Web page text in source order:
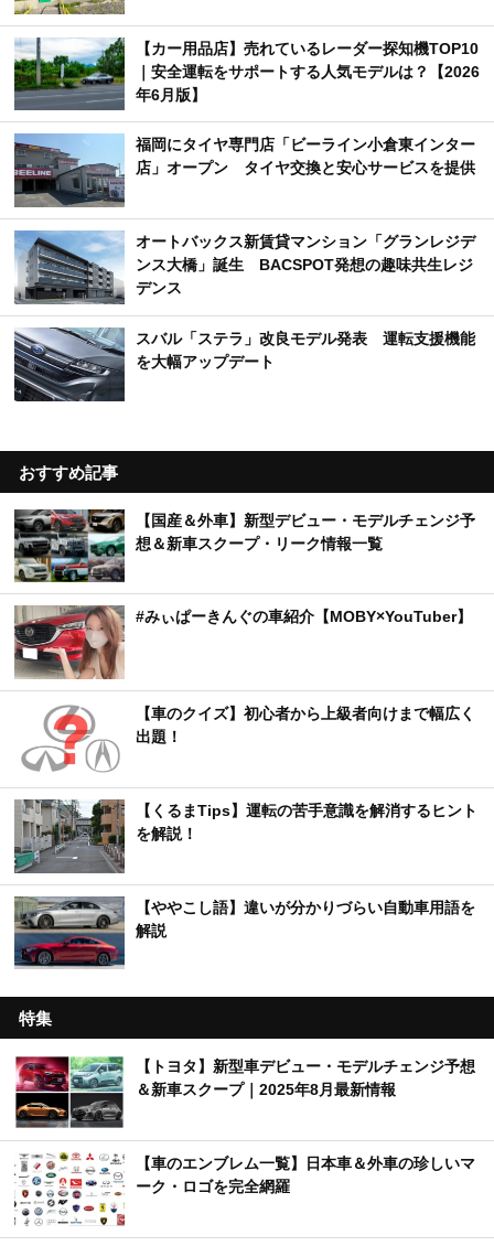
【カー用品店】売れているレーダー探知機TOP10
｜安全運転をサポートする人気モデルは？【2026
年6月版】
福岡にタイヤ専門店「ビーライン小倉東インター
店」オープン タイヤ交換と安心サービスを提供
オートバックス新賃貸マンション「グランレジデ
ンス大橋」誕生 BACSPOT発想の趣味共生レジ
デンス
スバル「ステラ」改良モデル発表 運転支援機能
を大幅アップデート
おすすめ記事
【国産＆外車】新型デビュー・モデルチェンジ予
想＆新車スクープ・リーク情報一覧
#みぃぱーきんぐの車紹介【MOBY×YouTuber】
【車のクイズ】初心者から上級者向けまで幅広く
出題！
【くるまTips】運転の苦手意識を解消するヒント
を解説！
【ややこし語】違いが分かりづらい自動車用語を
解説
特集
【トヨタ】新型車デビュー・モデルチェンジ予想
＆新車スクープ｜2025年8月最新情報
【車のエンブレム一覧】日本車＆外車の珍しいマ
ーク・ロゴを完全網羅